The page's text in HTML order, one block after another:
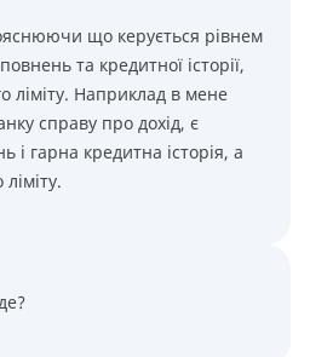
що керується рівнем
та кредитної історії,
ліміту. Наприклад в мене
справу про дохід, є
і гарна кредитна історія, а